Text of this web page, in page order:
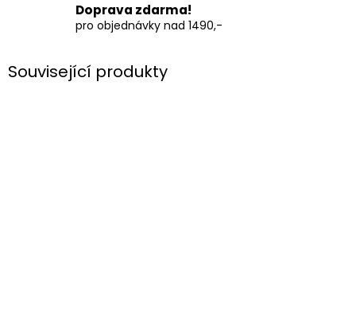
Doprava zdarma!
pro objednávky nad 1490,-
Související produkty